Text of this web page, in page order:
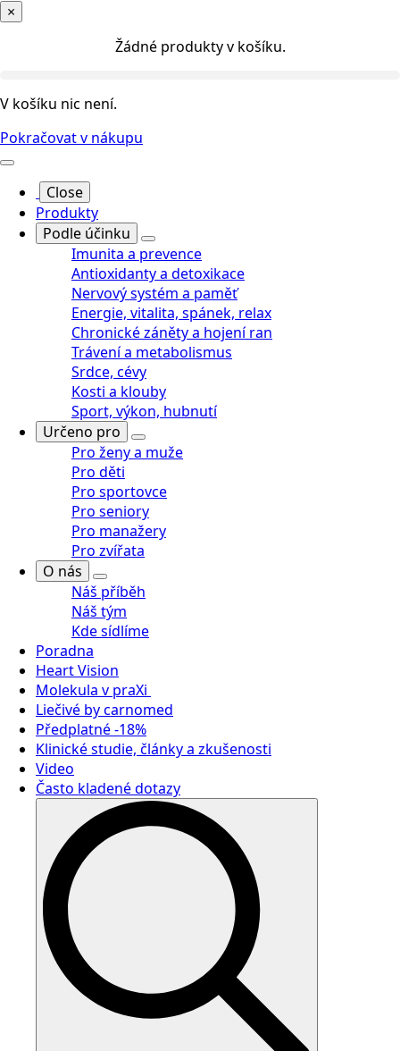
×
Žádné produkty v košíku.
V košíku nic není.
Pokračovat v nákupu
Close
Produkty
Podle účinku
Imunita a prevence
Antioxidanty a detoxikace
Nervový systém a paměť
Energie, vitalita, spánek, relax
Chronické záněty a hojení ran
Trávení a metabolismus
Srdce, cévy
Kosti a klouby
Sport, výkon, hubnutí
Určeno pro
Pro ženy a muže
Pro děti
Pro sportovce
Pro seniory
Pro manažery
Pro zvířata
O nás
Náš příběh
Náš tým
Kde sídlíme
Poradna
Heart Vision
Molekula v praXi
Liečivé by carnomed
Předplatné -18%
Klinické studie, články a zkušenosti
Video
Často kladené dotazy
Search